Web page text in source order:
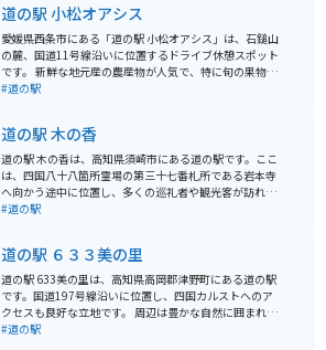
道の駅 小松オアシス
愛媛県西条市にある「道の駅 小松オアシス」は、石鎚山
の麓、国道11号線沿いに位置するドライブ休憩スポット
です。 新鮮な地元産の農産物が人気で、特に旬の果物や
野菜はおすすめです。レストランでは、地元食材を使っ
も広く、休憩スペースもあるので安心です。石鎚スカイ
ラインへのアクセスも良く、ツーリングの拠点としても
最適です。 周辺には、美しい渓谷美で知られる「面河
渓」や、四国八十八ヶ所霊場の札所である「横峰寺」な
ど、観光スポットも点在しています。道の駅で情報収集
をしてから、周辺観光を楽しむのも良いでしょう。
#道の駅
道の駅 木の香
道の駅 木の香は、高知県須崎市にある道の駅です。ここ
は、四国八十八箇所霊場の第三十七番札所である岩本寺
へ向かう途中に位置し、多くの巡礼者や観光客が訪れま
す。 道の駅には、地元の特産品を販売するショップやレ
崎市の特産品である「鍋焼きラーメン」は、道の駅でも
人気メニューの一つです。また、併設されている「木の
香温泉」は、旅の疲れを癒すのに最適です。 バイクで訪
れる場合、道の駅には広い駐車場が完備されているので
安心です。周辺には、太平洋沿いを走る絶景の海岸線
「土佐西南大規模公園線」など、ツーリングに最適なル
#道の駅
道の駅 ６３３美の里
道の駅 633美の里は、高知県高岡郡津野町にある道の駅
です。国道197号線沿いに位置し、四国カルストへのア
クセスも良好な立地です。 周辺は豊かな自然に囲まれて
おり、ドライブやツーリングの休憩スポットとして人気
#道の駅